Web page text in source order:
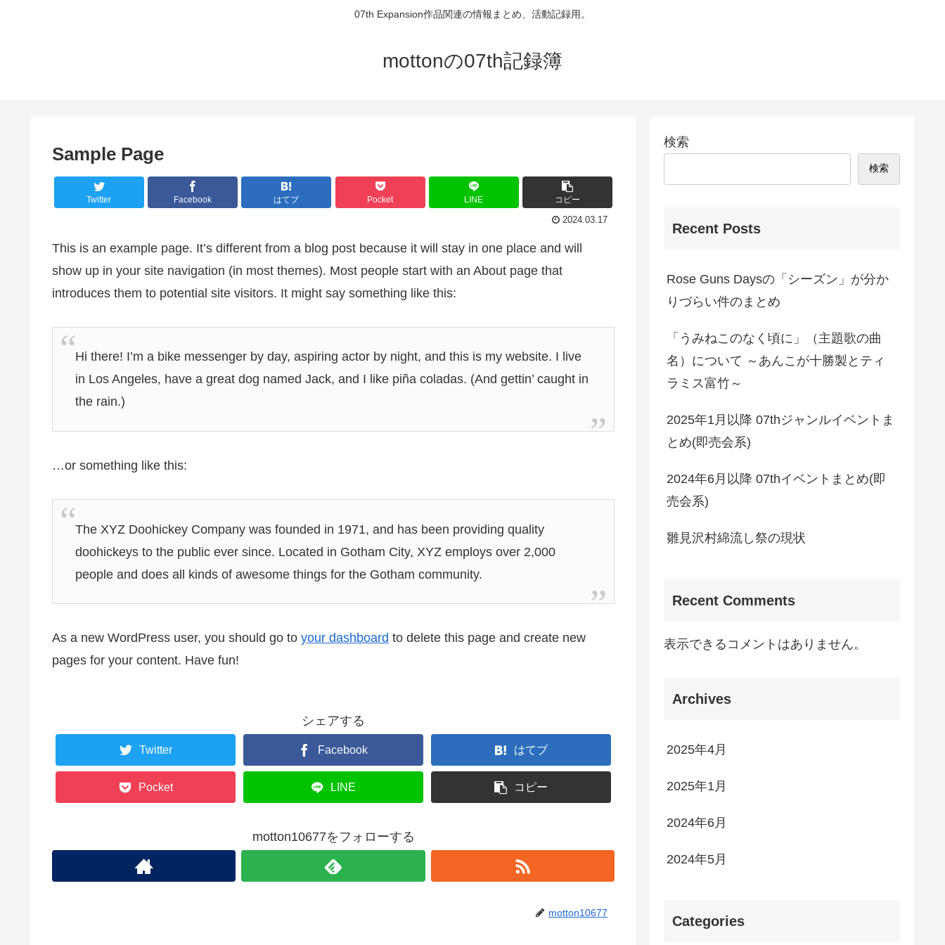
07th Expansion作品関連の情報まとめ、活動記録用。
mottonの07th記録簿
Sample Page
Twitter Facebook はてブ Pocket LINE コピー
2024.03.17
This is an example page. It’s different from a blog post because it will stay in one place and will
show up in your site navigation (in most themes). Most people start with an About page that
introduces them to potential site visitors. It might say something like this:
Hi there! I’m a bike messenger by day, aspiring actor by night, and this is my website. I live
in Los Angeles, have a great dog named Jack, and I like piña coladas. (And gettin’ caught in
the rain.)
…or something like this:
The XYZ Doohickey Company was founded in 1971, and has been providing quality
doohickeys to the public ever since. Located in Gotham City, XYZ employs over 2,000
people and does all kinds of awesome things for the Gotham community.
As a new WordPress user, you should go to your dashboard to delete this page and create new
pages for your content. Have fun!
シェアする
Twitter Facebook はてブ
Pocket LINE コピー
motton10677をフォローする
motton10677
検索
検索
Recent Posts
Rose Guns Daysの「シーズン」が分か
りづらい件のまとめ
「うみねこのなく頃に」（主題歌の曲
名）について ～あんこが十勝製とティ
ラミス富竹～
2025年1月以降 07thジャンルイベントま
とめ(即売会系)
2024年6月以降 07thイベントまとめ(即
売会系)
雛見沢村綿流し祭の現状
Recent Comments
表示できるコメントはありません。
Archives
2025年4月
2025年1月
2024年6月
2024年5月
Categories